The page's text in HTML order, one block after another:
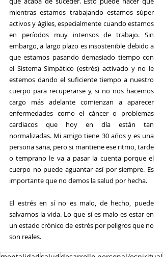
mientras estamos trabajando estamos súper
activos y ágiles, especialmente cuando estamos
en períodos muy intensos de trabajo. Sin
embargo, a largo plazo es insostenible debido a
que estamos pasando demasiado tiempo con
el Sistema Simpático (estrés) activado y no le
estemos dando el suficiente tiempo a nuestro
cuerpo para recuperarse y, si no nos hacemos
cargo más adelante comienzan a aparecer
enfermedades como el cáncer o problemas
cardiacos que hoy en día están tan
normalizadas. Mi amigo tiene 30 años y es una
persona sana, pero si mantiene ese ritmo, tarde
o temprano le va a pasar la cuenta porque el
cuerpo no puede aguantar así por siempre. Es
importante que no demos la salud por hecha.
El estrés en sí no es malo, de hecho, puede
salvarnos la vida. Lo que sí es malo es estar en
un estado crónico de estrés por peligros que no
son reales.